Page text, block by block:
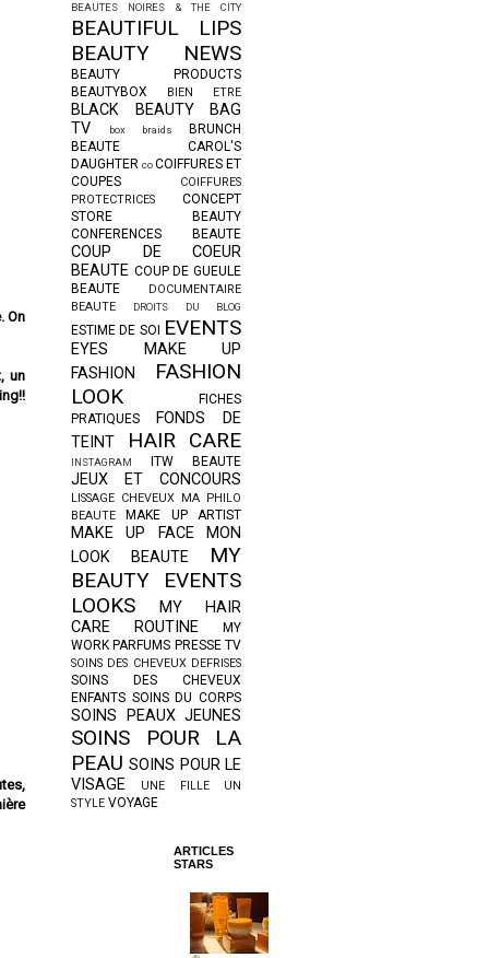
On
un
BEAUTES NOIRES & THE CITY
BEAUTIFUL LIPS
BEAUTY NEWS
BEAUTY PRODUCTS
BEAUTYBOX
BIEN ETRE
BLACK BEAUTY BAG
TV
box braids
BRUNCH
BEAUTE
CAROL'S
DAUGHTER coCOIFFURES ET
COUPES
COIFFURES
PROTECTRICES
CONCEPT
STORE BEAUTY
CONFERENCES BEAUTE
COUP DE COEUR
BEAUTE COUP DE GUEULE
BEAUTE
DOCUMENTAIRE
BEAUTE
DROITS DU BLOG
ESTIME DE SOI EVENTS
EYES MAKE UP
FASHION
FASHION
LOOK
FICHES
PRATIQUES
FONDS DE
TEINT
HAIR CARE
INSTAGRAM ITW BEAUTE
JEUX ET CONCOURS
LISSAGE CHEVEUX
MA PHILO
BEAUTE
MAKE UP ARTIST
MAKE UP FACE
MON
LOOK BEAUTE
MY
BEAUTY EVENTS
LOOKS
MY HAIR
CARE ROUTINE
MY
WORK PARFUMS PRESSE TV
SOINS DES CHEVEUX DEFRISES
SOINS DES CHEVEUX
ENFANTS SOINS DU CORPS
SOINS PEAUX JEUNES
SOINS POUR LA
PEAU SOINS POUR LE
VISAGE
UNE FILLE UN
STYLE VOYAGE
ARTICLES
STARS